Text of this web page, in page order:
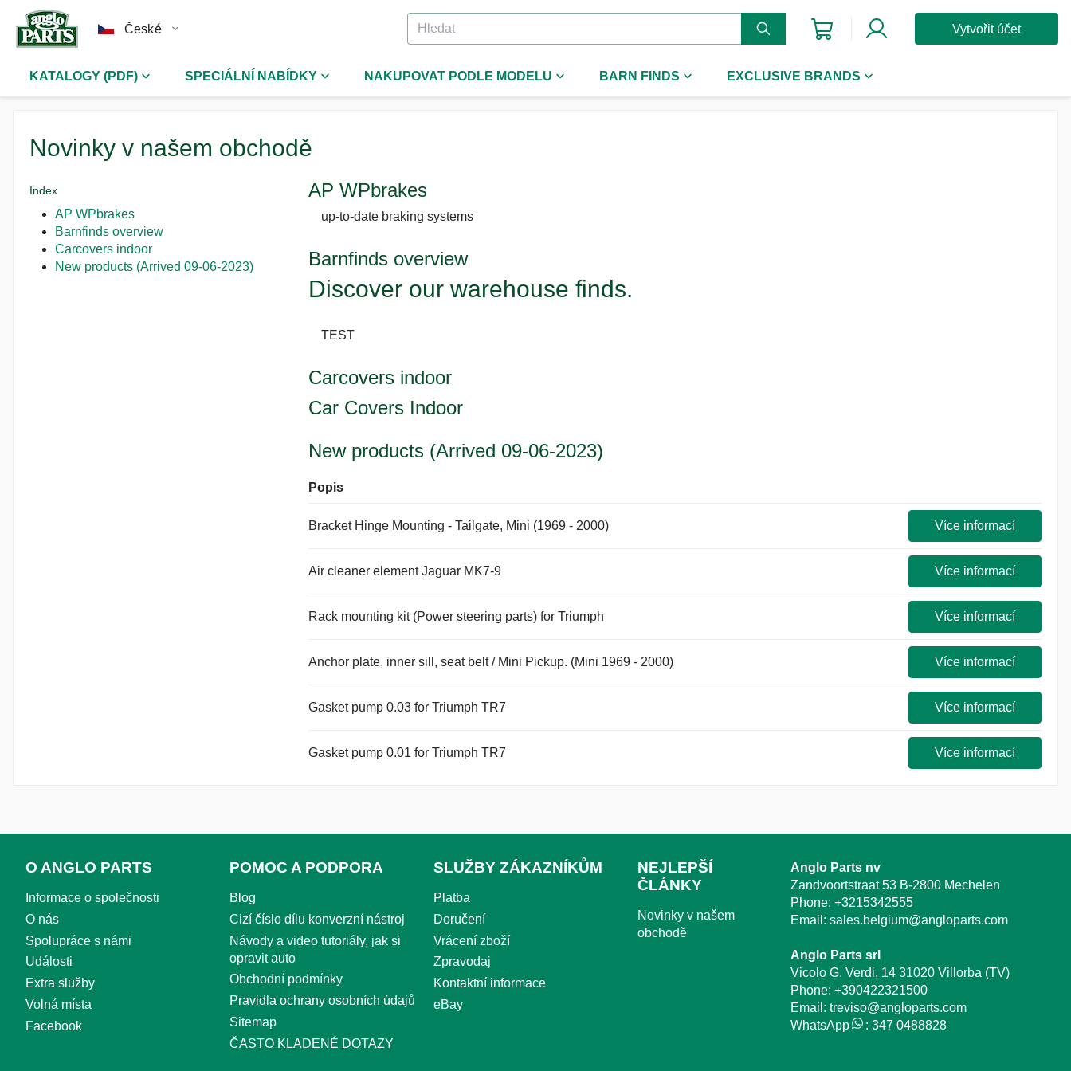
České Vytvořit účet
KATALOGY (PDF) SPECIÁLNÍ NABÍDKY NAKUPOVAT PODLE MODELU BARN FINDS EXCLUSIVE BRANDS
Novinky v našem obchodě
Index
AP WPbrakes
Barnfinds overview
Carcovers indoor
New products (Arrived 09-06-2023)
AP WPbrakes
up-to-date braking systems
Barnfinds overview
Discover our warehouse finds.
TEST
Carcovers indoor
Car Covers Indoor
New products (Arrived 09-06-2023)
Popis
Bracket Hinge Mounting - Tailgate, Mini (1969 - 2000) Více informací
Air cleaner element Jaguar MK7-9 Více informací
Rack mounting kit (Power steering parts) for Triumph Více informací
Anchor plate, inner sill, seat belt / Mini Pickup. (Mini 1969 - 2000) Více informací
Gasket pump 0.03 for Triumph TR7 Více informací
Gasket pump 0.01 for Triumph TR7 Více informací
O ANGLO PARTS
Informace o společnosti
O nás
Spolupráce s námi
Události
Extra služby
Volná místa
Facebook
POMOC A PODPORA
Blog
Cizí číslo dílu konverzní nástroj
Návody a video tutoriály, jak si
opravit auto
Obchodní podmínky
Pravidla ochrany osobních údajů
Sitemap
ČASTO KLADENÉ DOTAZY
SLUŽBY ZÁKAZNÍKŮM
Platba
Doručení
Vrácení zboží
Zpravodaj
Kontaktní informace
eBay
NEJLEPŠÍ
ČLÁNKY
Novinky v našem
obchodě
Anglo Parts nv
Zandvoortstraat 53 B-2800 Mechelen
Phone: +3215342555
Email: sales.belgium@angloparts.com
Anglo Parts srl
Vicolo G. Verdi, 14 31020 Villorba (TV)
Phone: +390422321500
Email: treviso@angloparts.com
WhatsApp
: 347 0488828